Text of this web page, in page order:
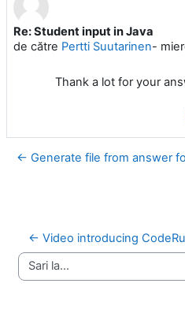
Re: Student input in Java
de către Pertti Suutarinen-
Număr de răspunsuri: 0
Thank a lot for your
← Generate file from answer
← Video introducing
Sari la...